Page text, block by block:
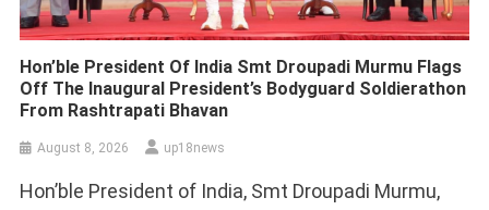
Hon’ble President Of India Smt Droupadi Murmu Flags
Off The Inaugural President’s Bodyguard Soldierathon
From Rashtrapati Bhavan
August 8, 2026 up18news
Hon’ble President of India, Smt Droupadi Murmu,